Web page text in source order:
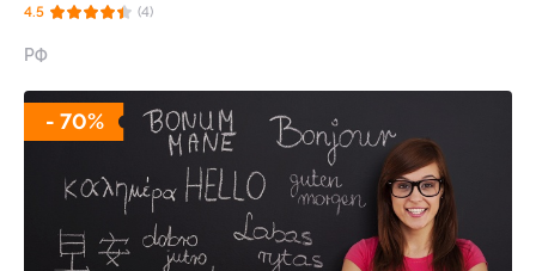
4.5 (4)
РФ
- 70%